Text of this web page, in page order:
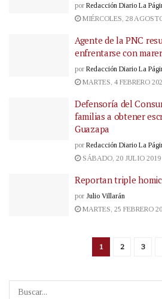
por Redacción Diario La
MIÉRCOLES, 28
Agente de la PNC
enfrentarse con
por Redacción Diario La
MARTES, 4 FEBRERO
Defensoría del
familias a obtener
Guazapa
por Redacción Diario La
SÁBADO, 20 JULIO 2019
Reportan triple
por Julio Villarán
MARTES, 25 FEBRERO
1 2 3